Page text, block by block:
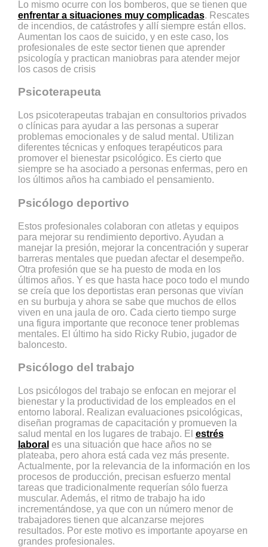
Lo mismo ocurre con los bomberos, que se tienen que
enfrentar a situaciones muy complicadas. Rescates
de incendios, de catástrofes y allí siempre están ellos.
Aumentan los caos de suicido, y en este caso, los
profesionales de este sector tienen que aprender
psicología y practican maniobras para atender mejor
los casos de crisis
Psicoterapeuta
Los psicoterapeutas trabajan en consultorios privados
o clínicas para ayudar a las personas a superar
problemas emocionales y de salud mental. Utilizan
diferentes técnicas y enfoques terapéuticos para
promover el bienestar psicológico. Es cierto que
siempre se ha asociado a personas enfermas, pero en
los últimos años ha cambiado el pensamiento.
Psicólogo deportivo
Estos profesionales colaboran con atletas y equipos
para mejorar su rendimiento deportivo. Ayudan a
manejar la presión, mejorar la concentración y superar
barreras mentales que puedan afectar el desempeño.
Otra profesión que se ha puesto de moda en los
últimos años. Y es que hasta hace poco todo el mundo
se creía que los deportistas eran personas que vivían
en su burbuja y ahora se sabe que muchos de ellos
viven en una jaula de oro. Cada cierto tiempo surge
una figura importante que reconoce tener problemas
mentales. El último ha sido Ricky Rubio, jugador de
baloncesto.
Psicólogo del trabajo
Los psicólogos del trabajo se enfocan en mejorar el
bienestar y la productividad de los empleados en el
entorno laboral. Realizan evaluaciones psicológicas,
diseñan programas de capacitación y promueven la
salud mental en los lugares de trabajo. El estrés
laboral es una situación que hace años no se
plateaba, pero ahora está cada vez más presente.
Actualmente, por la relevancia de la información en los
procesos de producción, precisan esfuerzo mental
tareas que tradicionalmente requerían sólo fuerza
muscular. Además, el ritmo de trabajo ha ido
incrementándose, ya que con un número menor de
trabajadores tienen que alcanzarse mejores
resultados. Por este motivo es importante apoyarse en
grandes profesionales.